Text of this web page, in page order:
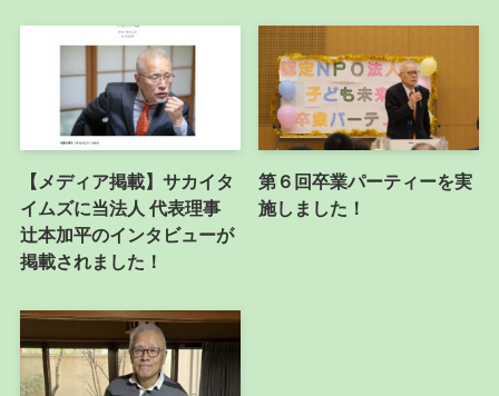
【メディア掲載】サカイタ
イムズに当法人 代表理事
辻本加平のインタビューが
掲載されました！
第６回卒業パーティーを実
施しました！